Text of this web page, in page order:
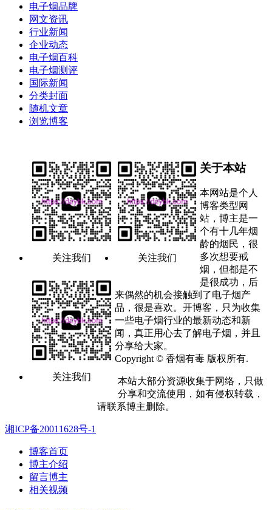
电子烟品牌
网文资讯
行业新闻
企业动态
电子烟百科
电子烟测评
国际新闻
分类封面
随机文章
浏览博客
关注我们 关注我们
关注我们
关于本站
本网站是个人
博客类型网
站，博主是一
个有十几年烟
龄的烟民，很
多次想要戒
烟，但都是不
是很成功，后
来偶然的机会接触到了电子烟产
品，很是喜欢。开博客，只为收集
一些电子烟行业的最新动态和新
闻，真正用心去了解电子烟，并且
分享给大家。
Copyright © 香烟有毒 版权所有.
本站大部分资源收集于网络，只做
分享和交流使用，如有侵权转载，
请联系博主删除。
湘ICP备20011628号-1
博客首页
博主介绍
留言博主
相关视频